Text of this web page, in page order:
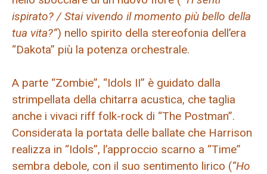
ispirato? / Stai vivendo il momento più bello della
tua vita?”) nello spirito della stereofonia dell’era
“Dakota” più la potenza orchestrale.
A parte “Zombie”, “Idols II” è guidato dalla
strimpellata della chitarra acustica, che taglia
anche i vivaci riff folk-rock di “The Postman”.
Considerata la portata delle ballate che Harrison
realizza in “Idols”, l’approccio scarno a “Time”
sembra debole, con il suo sentimento lirico (“Ho